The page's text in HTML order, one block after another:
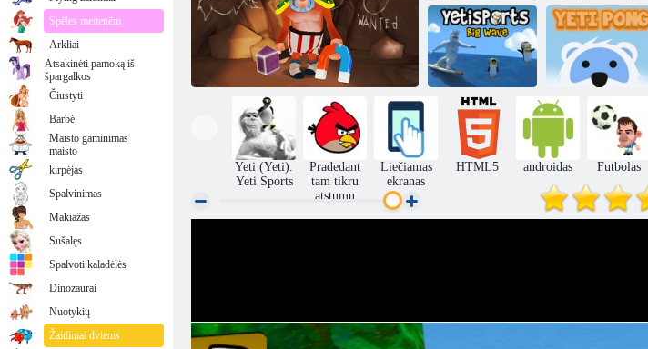
Yeti"siautėti Yeti nuotykius
„Yetisports“
didžioji banga
Yeti (Yeti).
Yeti Sports
Pradedant
tam tikru
atstumu
Liečiamas
ekranas
HTML5 androidas Futbolas
Spēles meitenēm
Arkliai
Atsakinėti pamoką iš
špargalkos
Čiustyti
Barbė
Maisto gaminimas
maisto
kirpėjas
Spalvinimas
Makiažas
Sušalęs
Spalvoti kaladėlės
Dinozaurai
Nuotykių
Žaidimai dviems